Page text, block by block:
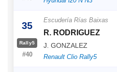
35
Rally5
#40
Escudería Rías Baixas
R. RODRIGUEZ
J. GONZALEZ
Renault Clio Rally5